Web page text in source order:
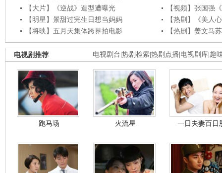
【大片】《逆战》造型遭曝光
【视频】张国强
【明星】景甜过完生日想当妈妈
【热剧】《美人
【将映】五月天集体跨界拍电影
【热剧】姜文马
电视剧台 热剧检索 热剧点播 电视剧库 趣
电视剧推荐
跑马场 火流星 一日夫妻百日